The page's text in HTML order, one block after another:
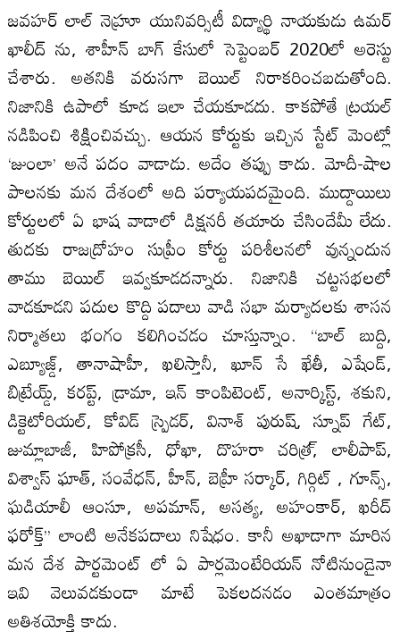
జవహర్ లాల్ నెహ్రూ యునివర్సిటీ విద్యార్థి నాయకుడు ఉమర్
ఖాలీద్ ను, శాహీన్ బాగ్ కేసులో సెప్టెంబర్ 2020లో అరెస్టు
చేశారు. అతనికి వరుసగా బెయిల్ నిరాకరించబడుతోంది.
నిజానికి ఉపాలో కూడ ఇలా చేయకూడదు. కాకపోతే ట్రయల్
నడిపించి శిక్షించివచ్చు. ఆయన కోర్టుకు ఇచ్చిన స్టేట్ మెంట్లో
‘జుంలా’ అనే పదం వాడాడు. అదేం తప్పు కాదు. మోదీ-షాల
పాలనకు మన దేశంలో అది పర్యాయపదమైంది. ముద్దాయిలు
కోర్టులలో ఏ భాష వాడాలో డిక్షనరీ తయారు చేసిందేమీ లేదు.
తుదకు రాజద్రోహం సుప్రీం కోర్టు పరిశీలనలో వున్నందున
తాము బెయిల్ ఇవ్వకూడదన్నారు. నిజానికి చట్టసభలలో
వాడకూడని పదుల కొద్ది పదాలు వాడి సభా మర్యాదలకు శాసన
నిర్మాతలు భంగం కలిగించడం చూస్తున్నాం. ‘‘బాల్ బుద్ది,
ఎబ్యూజ్డ్, తానాషాహీ, ఖలిస్తానీ, ఖూన్ సే ఖేతీ, ఎషేండ్,
బిట్రేయ్డ్, కరప్ట్, డ్రామా, ఇన్ కాంపిటెంట్, అనార్కిస్ట్, శకుని,
డిక్టెటోరియల్, కోవిడ్ స్ప్రెడర్, వినాశ్ పురుష్, స్నూప్ గేట్,
జుమ్లాబాజీ, హిపోక్రసీ, ధోఖా, దొహరా చరిత్ర్, లాలీపాప్,
విశ్వాస్ ఘాత్, సంవేధన్, హీన్, బెహ్రీ సర్కార్, గిర్గిట్ , గూన్స్,
ఘడియాలీ ఆంసూ, అపమాన్, అసత్య, అహంకార్, ఖరీద్
ఫరోక్త్’’ లాంటి అనేకపదాలు నిషేధం. కానీ అఖాడాగా మారిన
మన దేశ పార్టమెంట్ లో ఏ పార్లమెంటేరియన్ నోటినుండైనా
ఇవి వెలువడకుండా మాటే పెకలదనడం ఎంతమాత్రం
అతిశయోక్తి కాదు.